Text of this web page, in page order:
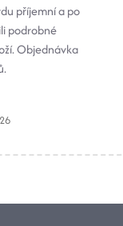
příjemní a po
podrobné
Objednávka